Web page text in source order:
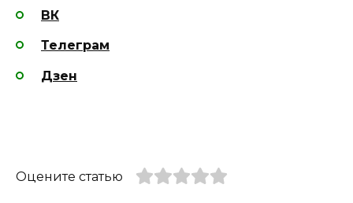
ВК
Телеграм
Дзен
Оцените статью